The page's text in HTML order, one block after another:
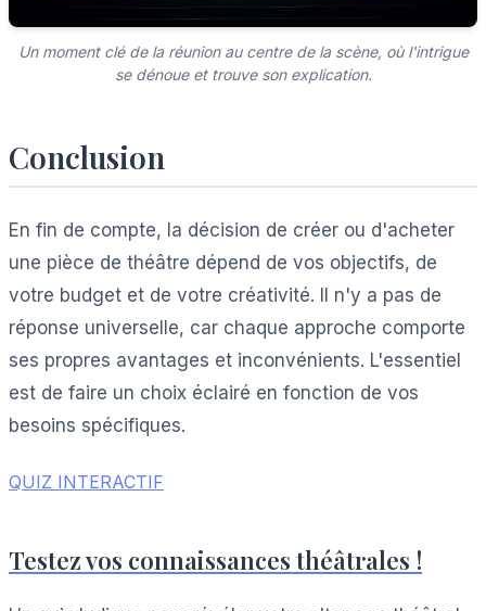
Un moment clé de la réunion au centre de la scène, où l'intrigue
se dénoue et trouve son explication.
Conclusion
En fin de compte, la décision de créer ou d'acheter
une pièce de théâtre dépend de vos objectifs, de
votre budget et de votre créativité. Il n'y a pas de
réponse universelle, car chaque approche comporte
ses propres avantages et inconvénients. L'essentiel
est de faire un choix éclairé en fonction de vos
besoins spécifiques.
QUIZ INTERACTIF
Testez vos connaissances théâtrales !